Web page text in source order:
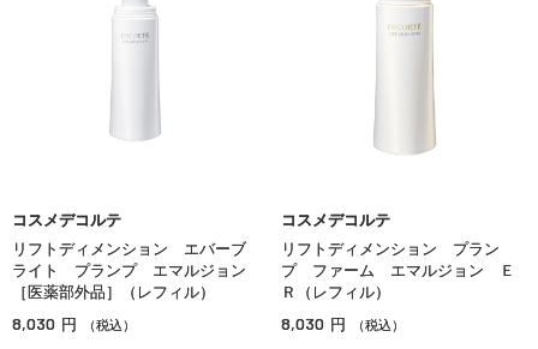
コスメデコルテ
リフトディメンション エバーブ
ライト プランプ エマルジョン
［医薬部外品］（レフィル）
8,030 円 （税込）
コスメデコルテ
リフトディメンション プラン
プ ファーム エマルジョン Ｅ
Ｒ（レフィル）
8,030 円 （税込）